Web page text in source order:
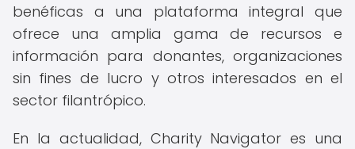
benéficas a una plataforma integral que
ofrece una amplia gama de recursos e
información para donantes, organizaciones
sin fines de lucro y otros interesados en el
sector filantrópico.
En la actualidad, Charity Navigator es una